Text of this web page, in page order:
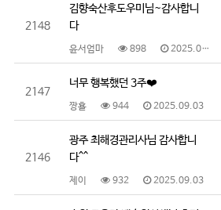
2148
김향숙산후도우미님~감사합니
다
윤서엄마 898 2025.09.11
2147
너무 행복했던 3주❤️
짱횰 944 2025.09.03
2146
광주 최해경관리사님 감사합니
다^^
제이 932 2025.09.03